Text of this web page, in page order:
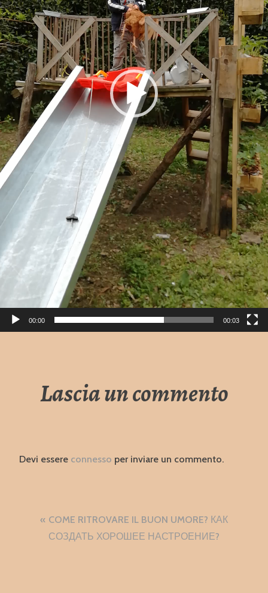
00:00 00:03
Lascia un commento
Devi essere connesso per inviare un commento.
Navigazione
articoli
COME RITROVARE IL BUON UMORE? КАК
СОЗДАТЬ ХОРОШЕЕ НАСТРОЕНИЕ?